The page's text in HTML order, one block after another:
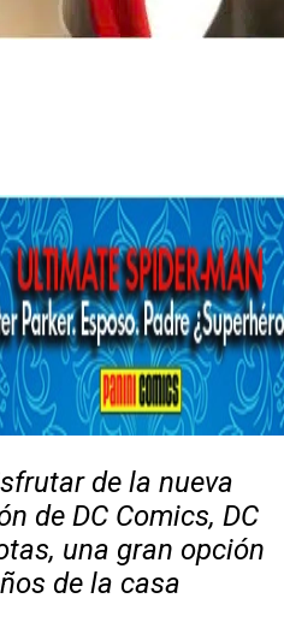
de la nueva
de DC Comics, DC
una gran opción
de la casa